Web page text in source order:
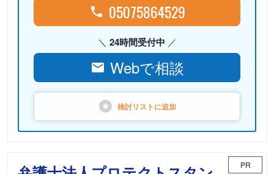
05075864529
24時間受付中
Webで相談
検討リストに追加
PR